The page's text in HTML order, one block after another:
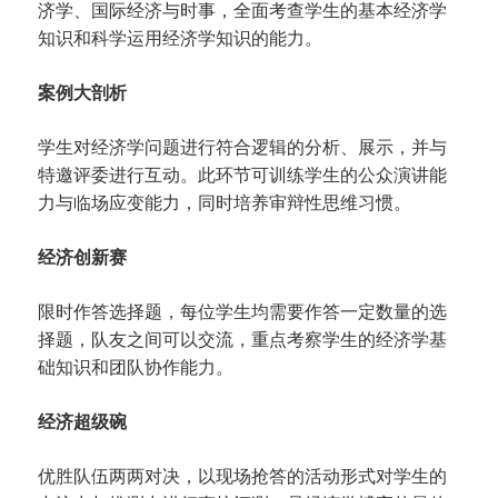
济学、国际经济与时事，全面考查学生的基本经济学
知识和科学运用经济学知识的能力。
案例大剖析
学生对经济学问题进行符合逻辑的分析、展示，并与
特邀评委进行互动。此环节可训练学生的公众演讲能
力与临场应变能力，同时培养审辩性思维习惯。
经济创新赛
限时作答选择题，每位学生均需要作答一定数量的选
择题，队友之间可以交流，重点考察学生的经济学基
础知识和团队协作能力。
经济超级碗
优胜队伍两两对决，以现场抢答的活动形式对学生的